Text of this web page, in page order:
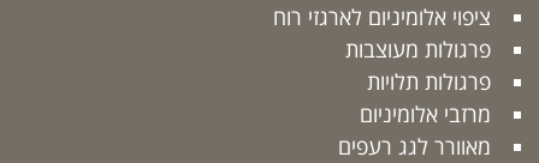
ציפוי אלומיניום לארגזי רוח
פרגולות מעוצבות
פרגולות תלויות
מרזבי אלומיניום
מאוורר לגג רעפים